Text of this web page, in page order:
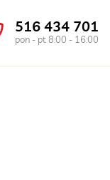
516 434 701
pon - pt 8:00 - 16:00